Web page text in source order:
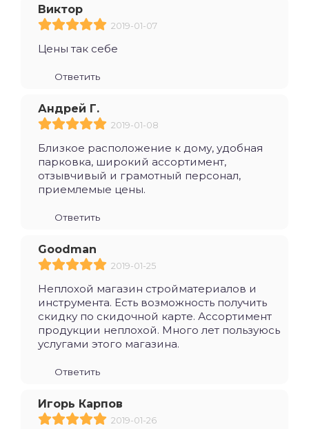
Виктор
2019-01-07
Цены так себе
Ответить
Андрей Г.
2019-01-08
Близкое расположение к дому, удобная
парковка, широкий ассортимент,
отзывчивый и грамотный персонал,
приемлемые цены.
Ответить
Goodman
2019-01-25
Неплохой магазин стройматериалов и
инструмента. Есть возможность получить
скидку по скидочной карте. Ассортимент
продукции неплохой. Много лет пользуюсь
услугами этого магазина.
Ответить
Игорь Карпов
2019-01-26